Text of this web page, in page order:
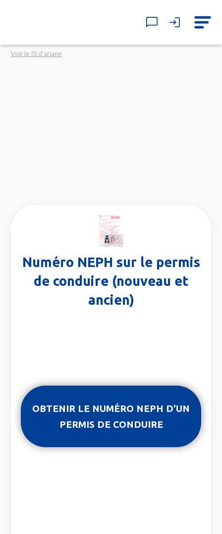
Voir le fil d'ariane
Numéro NEPH sur le permis
de conduire (nouveau et
ancien)
OBTENIR LE NUMÉRO NEPH D'UN
PERMIS DE CONDUIRE